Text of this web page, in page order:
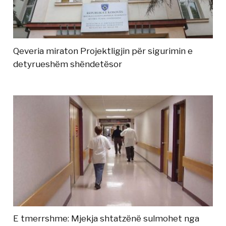
Qeveria miraton Projektligjin për sigurimin e
detyrueshëm shëndetësor
E tmerrshme: Mjekja shtatzënë sulmohet nga